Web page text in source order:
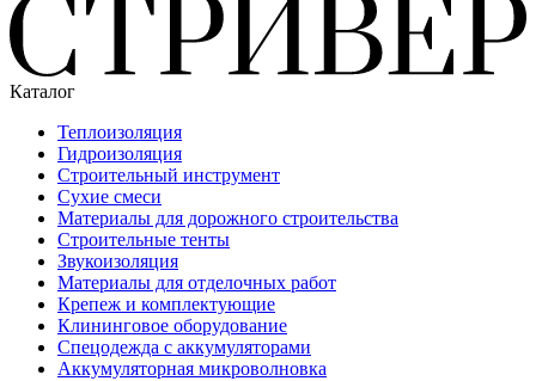
Каталог
Теплоизоляция
Гидроизоляция
Строительный инструмент
Сухие смеси
Материалы для дорожного строительства
Строительные тенты
Звукоизоляция
Материалы для отделочных работ
Крепеж и комплектующие
Клининговое оборудование
Спецодежда с аккумуляторами
Аккумуляторная микроволновка